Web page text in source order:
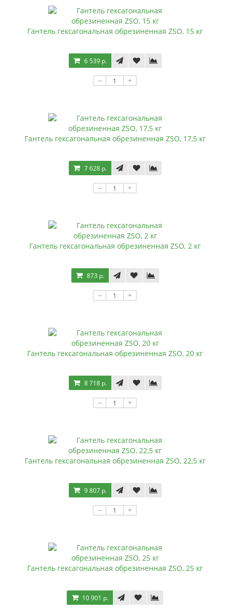
Гантель гексагональная обрезиненная ZSO, 15 кг
6 539 р.
– +
Гантель гексагональная обрезиненная ZSO, 17,5 кг
7 628 р.
– +
Гантель гексагональная обрезиненная ZSO, 2 кг
873 р.
– +
Гантель гексагональная обрезиненная ZSO, 20 кг
8 718 р.
– +
Гантель гексагональная обрезиненная ZSO, 22,5 кг
9 807 р.
– +
Гантель гексагональная обрезиненная ZSO, 25 кг
10 901 р.